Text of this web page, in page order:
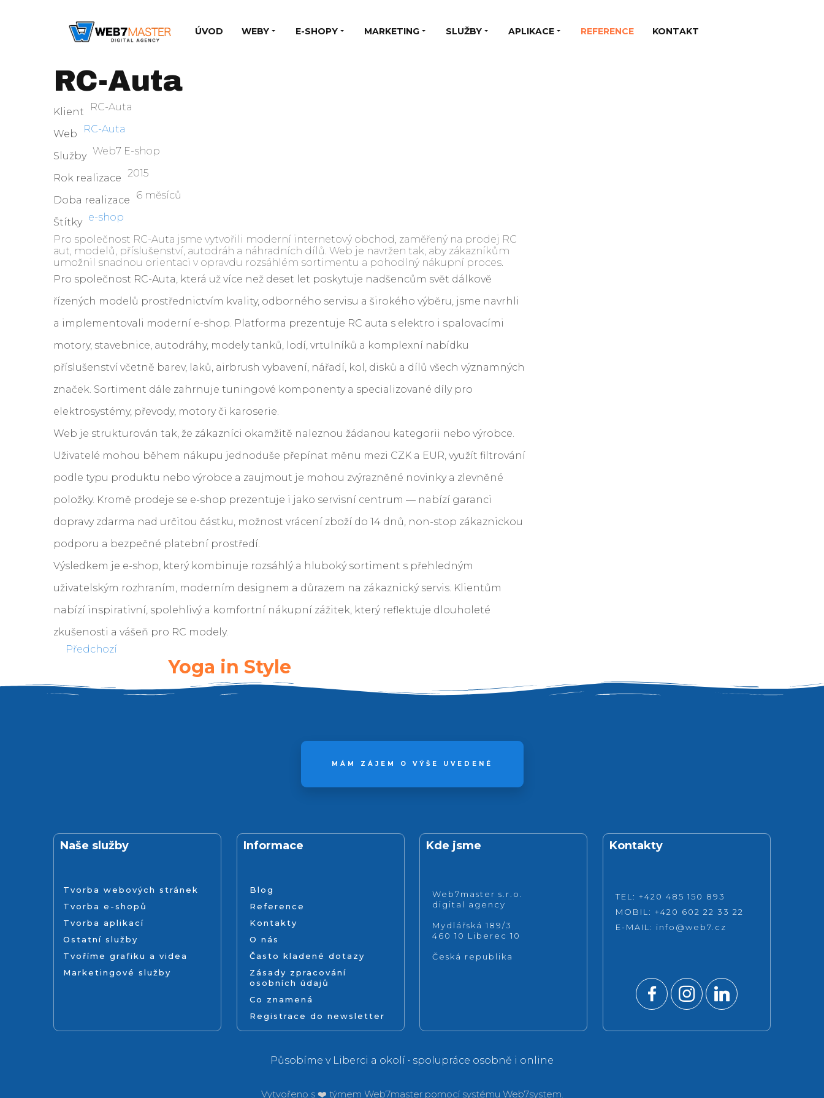
ÚVOD WEBY E-SHOPY MARKETING SLUŽBY APLIKACE REFERENCE KONTAKT
RC-Auta
Klient RC-Auta
Web RC-Auta
Služby Web7 E-shop
Rok realizace 2015
Doba realizace 6 měsíců
Štítky e-shop
Pro společnost RC-Auta jsme vytvořili moderní internetový obchod, zaměřený na prodej RC
aut, modelů, příslušenství, autodráh a náhradních dílů. Web je navržen tak, aby zákazníkům
umožnil snadnou orientaci v opravdu rozsáhlém sortimentu a pohodlný nákupní proces.
Pro společnost RC-Auta, která už více než deset let poskytuje nadšencům svět dálkově
řízených modelů prostřednictvím kvality, odborného servisu a širokého výběru, jsme navrhli
a implementovali moderní e-shop. Platforma prezentuje RC auta s elektro i spalovacími
motory, stavebnice, autodráhy, modely tanků, lodí, vrtulníků a komplexní nabídku
příslušenství včetně barev, laků, airbrush vybavení, nářadí, kol, disků a dílů všech významných
značek. Sortiment dále zahrnuje tuningové komponenty a specializované díly pro
elektrosystémy, převody, motory či karoserie.
Web je strukturován tak, že zákazníci okamžitě naleznou žádanou kategorii nebo výrobce.
Uživatelé mohou během nákupu jednoduše přepínat měnu mezi CZK a EUR, využít filtrování
podle typu produktu nebo výrobce a zaujmout je mohou zvýrazněné novinky a zlevněné
položky. Kromě prodeje se e-shop prezentuje i jako servisní centrum — nabízí garanci
dopravy zdarma nad určitou částku, možnost vrácení zboží do 14 dnů, non-stop zákaznickou
podporu a bezpečné platební prostředí.
Výsledkem je e-shop, který kombinuje rozsáhlý a hluboký sortiment s přehledným
uživatelským rozhraním, moderním designem a důrazem na zákaznický servis. Klientům
nabízí inspirativní, spolehlivý a komfortní nákupní zážitek, který reflektuje dlouholeté
zkušenosti a vášeň pro RC modely.
Předchozí
Yoga in Style
MÁM ZÁJEM O VÝŠE UVEDENÉ
Naše služby
Tvorba webových stránek
Tvorba e-shopů
Tvorba aplikací
Ostatní služby
Tvoříme grafiku a videa
Marketingové služby
Informace
Blog
Reference
Kontakty
O nás
Často kladené dotazy
Zásady zpracování
osobních údajů
Co znamená
Registrace do newsletter
Kde jsme
Web7master s.r.o.
digital agency
Mydlářská 189/3
460 10 Liberec 10
Česká republika
Kontakty
TEL: +420 485 150 893
MOBIL: +420 602 22 33 22
E-MAIL: info@web7.cz
Působíme v Liberci a okolí • spolupráce osobně i online
Vytvořeno s ❤️ týmem Web7master pomocí systému Web7system.